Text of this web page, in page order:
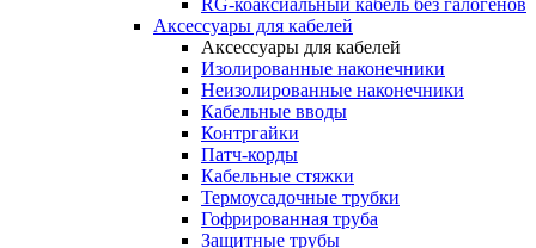
RG-коаксиальный кабель без галогенов
Аксессуары для кабелей
Аксессуары для кабелей
Изолированные наконечники
Неизолированные наконечники
Кабельные вводы
Контргайки
Патч-корды
Кабельные стяжки
Термоусадочные трубки
Гофрированная труба
Защитные трубы